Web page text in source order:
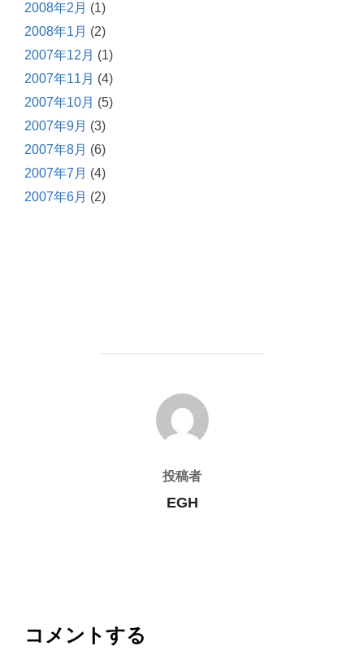
2008年2月 (1)
2008年1月 (2)
2007年12月 (1)
2007年11月 (4)
2007年10月 (5)
2007年9月 (3)
2007年8月 (6)
2007年7月 (4)
2007年6月 (2)
投稿者
投稿者
EGH
コメントする